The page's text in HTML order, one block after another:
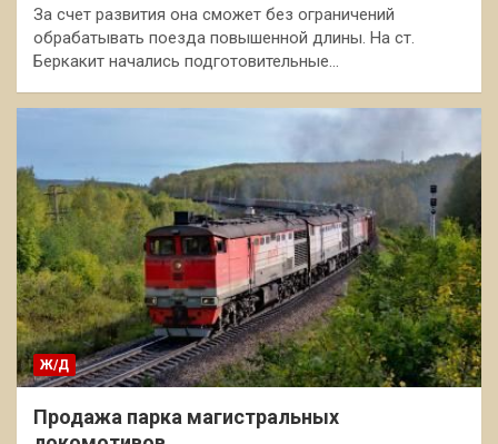
За счет развития она сможет без ограничений
обрабатывать поезда повышенной длины. На ст.
Беркакит начались подготовительные…
Ж/Д
Продажа парка магистральных